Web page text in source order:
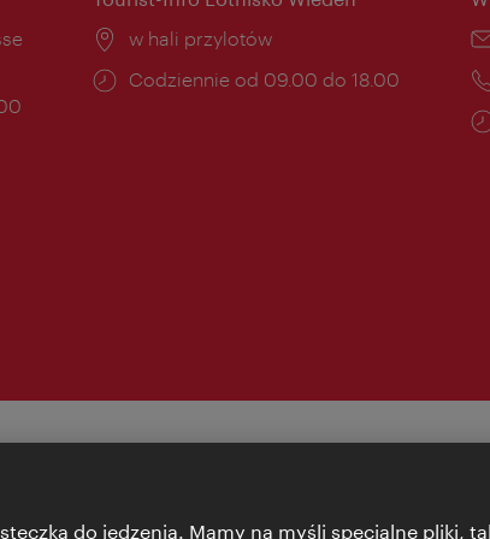
Miejsce:
w hali przylotów
Godziny
Codziennie od 09.00 do 18.00
do jedzenia. Mamy na myśli specjalne pliki,